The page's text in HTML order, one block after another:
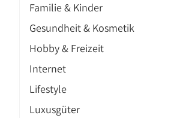
Familie & Kinder
Gesundheit & Kosmetik
Hobby & Freizeit
Internet
Lifestyle
Luxusgüter